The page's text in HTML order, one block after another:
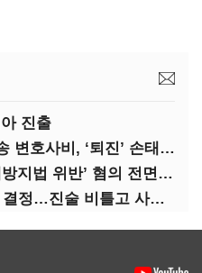
진출
우리은행 ‘라임 징계’ 소송 변호사비, ‘퇴진’ 손태승 회장 개인이 납부하나
(영상)이재명, ‘배임·부패방지법 위반’ 혐의 전면 반박(종합)
이재명 “검찰, 이미 기소 결정…진술 비틀고 사건 조작에 악용”